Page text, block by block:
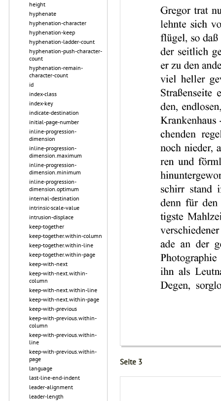
height
hyphenate
hyphenation-character
hyphenation-keep
hyphenation-ladder-count
hyphenation-push-character-
count
hyphenation-remain-
character-count
id
index-class
index-key
indicate-destination
initial-page-number
inline-progression-
dimension
inline-progression-
dimension.maximum
inline-progression-
dimension.minimum
inline-progression-
dimension.optimum
internal-destination
intrinsic-scale-value
intrusion-displace
keep-together
keep-together.within-column
keep-together.within-line
keep-together.within-page
keep-with-next
keep-with-next.within-
column
keep-with-next.within-line
keep-with-next.within-page
keep-with-previous
keep-with-previous.within-
column
keep-with-previous.within-
line
keep-with-previous.within-
page
language
last-line-end-indent
leader-alignment
leader-length
Seite 3